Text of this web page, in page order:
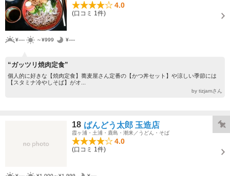
4.0
(口コミ 1件)
¥---- ～¥999 ¥----
“ガッツリ焼肉定食”
個人的に好きな【焼肉定食】蕎麦屋さん定番の【かつ丼セット】や涼しい季節には
【スタミナ冷やしそば】がオ...
by tizjamさん
18 ばんどう太郎 玉造店
霞ヶ浦・土浦・鹿島・潮来／うどん・そば
4.0
(口コミ 1件)